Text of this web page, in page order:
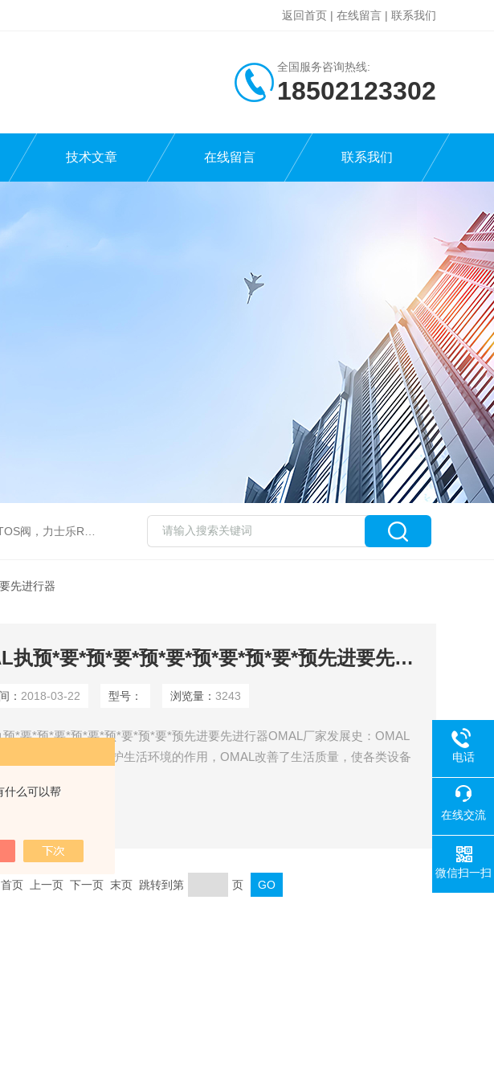
什么可以帮
返回首页 | 在线留言 | 联系我们
全国服务咨询热线:
18502123302
技术文章 在线留言 联系我们
电磁阀，倍加福P F传感器
先进行器
OMAL执预*要*预*要*预*要*预*要*预*要*预先进要先进行器
： 2018-03-22 型号： 浏览量：3243
*要*预*要*预*要*预*要*预*要*预先进要先进行器OMAL厂家发展史：OMAL
阀门和起到了保护生活环境的作用，OMAL改善了生活质量，使各类设备
及周到的服务，欧玛尔公司一直致力于为客户所需提供合适的OMAL阀门及产
的产品。
页 上一页 下一页 末页 跳转到第 页
电话
在线交流
微信扫一扫